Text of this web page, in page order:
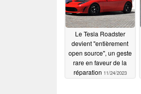
Le Tesla Roadster
devient "entièrement
open source", un geste
rare en faveur de la
réparation 11/24/2023